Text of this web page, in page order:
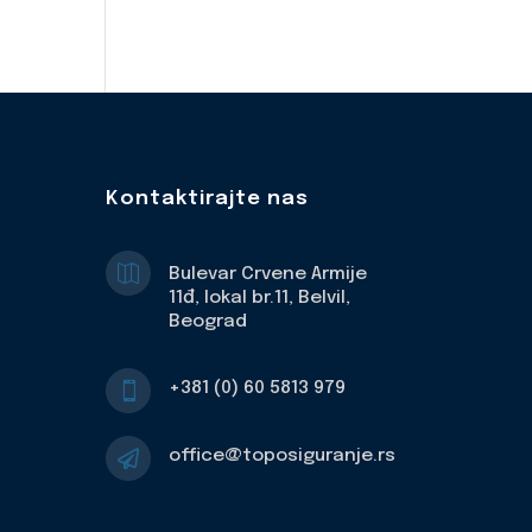
Kontaktirajte nas

Bulevar Crvene Armije
11đ, lokal br.11, Belvil,
Beograd
 +381 (0) 60 5813 979
 office@toposiguranje.rs